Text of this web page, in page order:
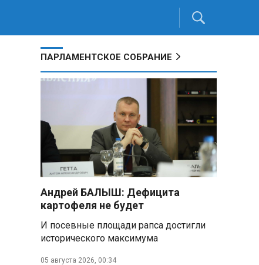
ПАРЛАМЕНТСКОЕ СОБРАНИЕ
Андрей БАЛЫШ: Дефицита
картофеля не будет
И посевные площади рапса достигли
исторического максимума
05 августа 2026, 00:34